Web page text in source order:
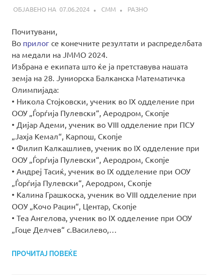
07.06.2024 СММ РАЗНО
Почитувани,
Во прилог се конечните резултати и распределбата
на медали на ЈММО 2024.
Избрана e екипата што ќе ја претставува нашата
земја на 28. Јуниорска Балканска Математичка
Олимпијада:
• Никола Стојковски, ученик во IX одделение при
ООУ „Ѓорѓија Пулевски“, Аеродром, Скопје
• Дијар Адеми, ученик во VIII одделение при ПСУ
„Јахја Кемал“, Карпош, Скопје
• Филип Калкашлиев, ученик во IX одделение при
ООУ „Ѓорѓија Пулевски“, Аеродром, Скопје
• Андреј Тасиќ, ученик во IX одделение при ООУ
„Ѓорѓија Пулевски“, Аеродром, Скопје
• Калина Грашкоска, ученик во VIII одделение при
ОOУ „Кочо Рацин“, Центар, Скопје
• Теа Ангелова, ученик во IX одделение при ООУ
„Гоце Делчев“ с.Василево,…
ПРОЧИТАЈ ПОВЕЌЕ